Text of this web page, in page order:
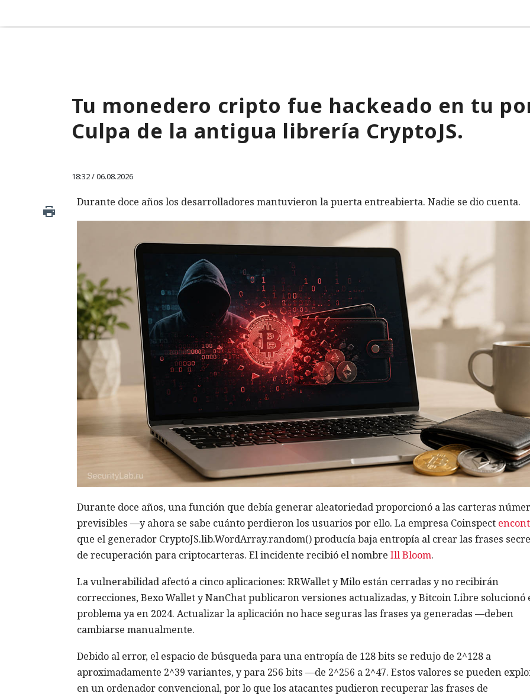
Tu monedero cripto fue hackeado en tu
Culpa de la antigua librería CryptoJS.
18:32 / 06.08.2026
Durante doce años los desarrolladores mantuvieron la puerta entreabierta. Nadie se dio cuenta.
Durante doce años, una función que debía generar aleatoriedad proporcionó a las carteras
previsibles —y ahora se sabe cuánto perdieron los usuarios por ello. La empresa Coinspect
que el generador CryptoJS.lib.WordArray.random() producía baja entropía al crear las frases
de recuperación para criptocarteras. El incidente recibió el nombre Ill Bloom.
La vulnerabilidad afectó a cinco aplicaciones: RRWallet y Milo están cerradas y no recibirán
correcciones, Bexo Wallet y NanChat publicaron versiones actualizadas, y Bitcoin Libre solucionó
problema ya en 2024. Actualizar la aplicación no hace seguras las frases ya generadas —deben
cambiarse manualmente.
Debido al error, el espacio de búsqueda para una entropía de 128 bits se redujo de 2^128 a
aproximadamente 2^39 variantes, y para 256 bits —de 2^256 a 2^47. Estos valores se pueden
en un ordenador convencional, por lo que los atacantes pudieron recuperar las frases de